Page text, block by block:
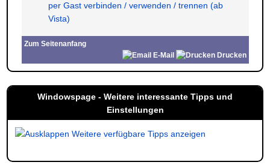
per Gast verbinden / verwenden / trennen (ab
Vista)
Zum Seitenanfang
E-Mail
Drucken
Windowspage - Weitere interessante Tipps und
Einstellungen
Weitere verfügbare Tipps anzeigen